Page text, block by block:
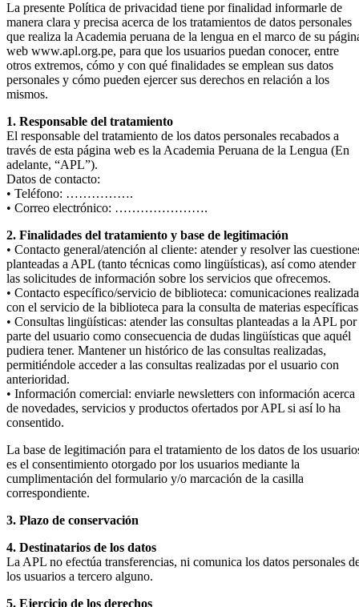
La presente Política de privacidad tiene por finalidad informarle de
manera clara y precisa acerca de los tratamientos de datos personales
que realiza la Academia peruana de la lengua en el marco de su
web www.apl.org.pe, para que los usuarios puedan conocer, entre
otros extremos, cómo y con qué finalidades se emplean sus datos
personales y cómo pueden ejercer sus derechos en relación a los
mismos.
1. Responsable del tratamiento
El responsable del tratamiento de los datos personales recabados a
través de esta página web es la Academia Peruana de la Lengua (En
adelante, “APL”).
Datos de contacto:
• Teléfono: …………….
• Correo electrónico: ………………….
2. Finalidades del tratamiento y base de legitimación
• Contacto general/atención al cliente: atender y resolver las
planteadas a APL (tanto técnicas como lingüísticas), así como atender
las solicitudes de información sobre los servicios que ofrecemos.
• Contacto específico/servicio de biblioteca: comunicaciones
con el servicio de la biblioteca para la consulta de materias
• Consultas lingüísticas: atender las consultas planteadas a la APL por
parte del usuario como consecuencia de dudas lingüísticas que aquél
pudiera tener. Mantener un histórico de las consultas realizadas,
permitiéndole acceder a las consultas realizadas por el usuario con
anterioridad.
• Información comercial: enviarle newsletters con información acerca
de novedades, servicios y productos ofertados por APL si así lo ha
consentido.
La base de legitimación para el tratamiento de los datos de los
es el consentimiento otorgado por los usuarios mediante la
cumplimentación del formulario y/o marcación de la casilla
correspondiente.
3. Plazo de conservación
4. Destinatarios de los datos
La APL no efectúa transferencias, ni comunica los datos personales
los usuarios a tercero alguno.
5. Ejercicio de los derechos